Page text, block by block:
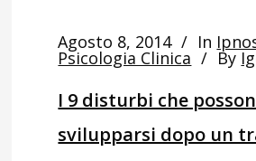
Agosto 8, 2014 In
Psicologia Clinica By
I 9 disturbi che
svilupparsi dopo un